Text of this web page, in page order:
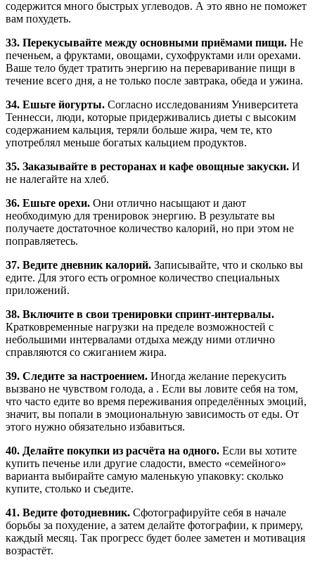
содержится много быстрых углеводов. А это явно не поможет
вам похудеть.
33. Перекусывайте между основными приёмами пищи. Не
печеньем, а фруктами, овощами, сухофруктами или орехами.
Ваше тело будет тратить энергию на переваривание пищи в
течение всего дня, а не только после завтрака, обеда и ужина.
34. Ешьте йогурты. Согласно исследованиям Университета
Теннесси, люди, которые придерживались диеты с высоким
содержанием кальция, теряли больше жира, чем те, кто
употреблял меньше богатых кальцием продуктов.
35. Заказывайте в ресторанах и кафе овощные закуски. И
не налегайте на хлеб.
36. Ешьте орехи. Они отлично насыщают и дают
необходимую для тренировок энергию. В результате вы
получаете достаточное количество калорий, но при этом не
поправляетесь.
37. Ведите дневник калорий. Записывайте, что и сколько вы
едите. Для этого есть огромное количество специальных
приложений.
38. Включите в свои тренировки спринт-интервалы.
Кратковременные нагрузки на пределе возможностей с
небольшими интервалами отдыха между ними отлично
справляются со сжиганием жира.
39. Следите за настроением. Иногда желание перекусить
вызвано не чувством голода, а . Если вы ловите себя на том,
что часто едите во время переживания определённых эмоций,
значит, вы попали в эмоциональную зависимость от еды. От
этого нужно обязательно избавиться.
40. Делайте покупки из расчёта на одного. Если вы хотите
купить печенье или другие сладости, вместо «семейного»
варианта выбирайте самую маленькую упаковку: сколько
купите, столько и съедите.
41. Ведите фотодневник. Сфотографируйте себя в начале
борьбы за похудение, а затем делайте фотографии, к примеру,
каждый месяц. Так прогресс будет более заметен и мотивация
возрастёт.